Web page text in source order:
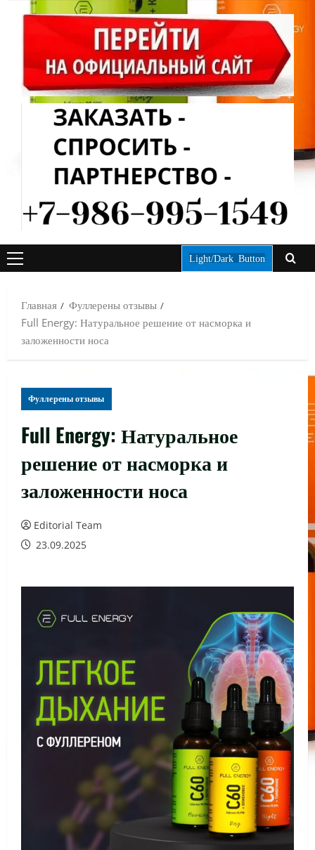
ОСНОВНОЕ
Light/Dark Button
Главная
Фуллерены отзывы
Full Energy: Натуральное решение от насморка и
заложенности носа
Фуллерены отзывы
Full Energy: Натуральное
решение от насморка и
заложенности носа
Editorial Team
23.09.2025